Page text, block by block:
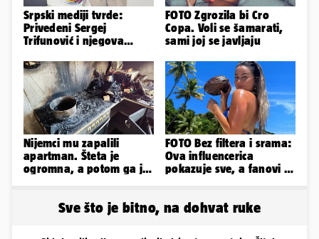
Srpski mediji tvrde:
Privedeni Sergej
Trifunović i njegova
incident
FOTO Zgrozila bi Cro
Copa. Voli se šamarati,
sami joj se javljaju
Nijemci mu zapalili
apartman. Šteta je
ogromna, a potom ga je
FOTO Bez filtera i srama:
Ova influencerica
pokazuje sve, a fanovi je
Sve što je bitno, na dohvat ruke